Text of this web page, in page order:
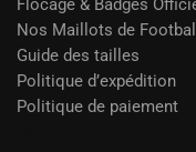
Nos Maillots de Football
Guide des tailles
Politique d’expédition
Politique de paiement